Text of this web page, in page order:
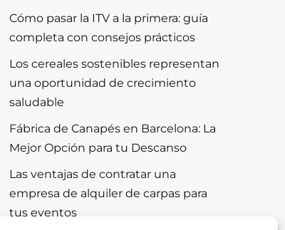
Cómo pasar la ITV a la primera: guía
completa con consejos prácticos
Los cereales sostenibles representan
una oportunidad de crecimiento
saludable
Fábrica de Canapés en Barcelona: La
Mejor Opción para tu Descanso
Las ventajas de contratar una
empresa de alquiler de carpas para
tus eventos